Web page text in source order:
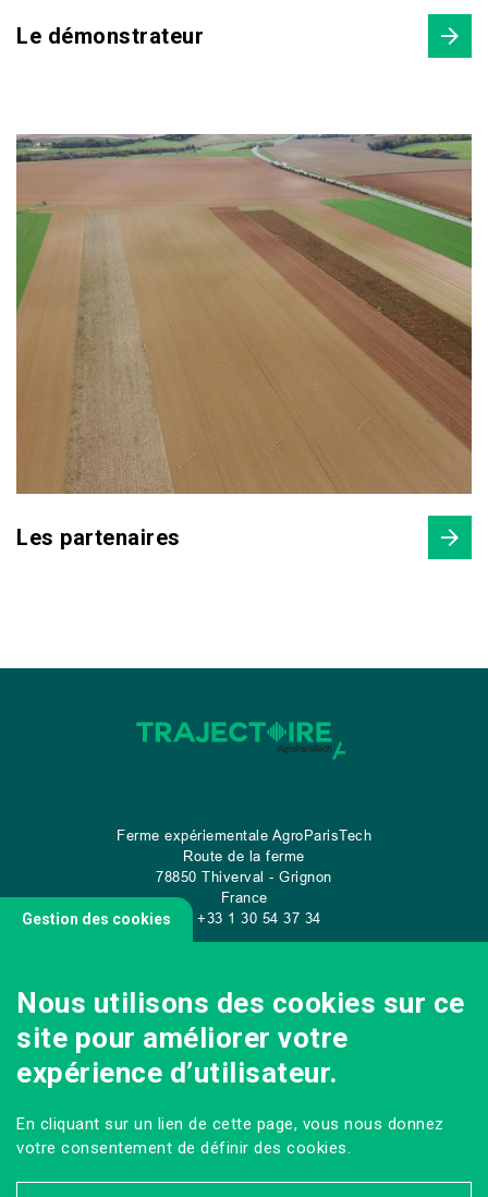
Le démonstrateur
Les partenaires
Ferme expériementale AgroParisTech
Route de la ferme
78850 Thiverval - Grignon
France
Tel: +33 1 30 54 37 34
CONTACT
Sur les réseaux
Gestion des cookies
Nous utilisons des cookies sur ce
site pour améliorer votre
expérience d’utilisateur.
En cliquant sur un lien de cette page, vous nous donnez
votre consentement de définir des cookies.